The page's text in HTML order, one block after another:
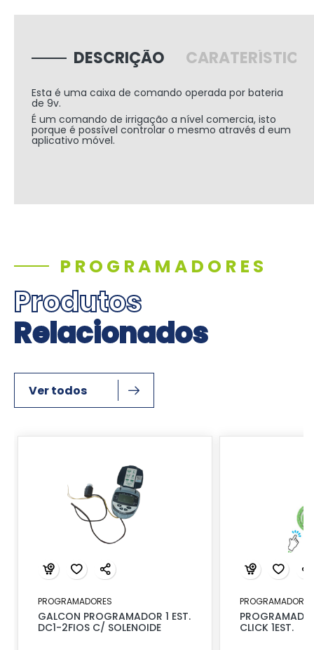
DESCRIÇÃO
Esta é uma caixa de comando operada por bateria
de 9v.
É um comando de irrigação a nível comercia, isto
porque é possível controlar o mesmo através d eum
aplicativo móvel.
PROGRAMADORES
Produtos
Relacionados
Ver todos
PROGRAMADORES
GALCON PROGRAMADOR 1 EST.
DC1-2FIOS C/ SOLENOIDE
PROGRAMADORES
CLICK 1EST.